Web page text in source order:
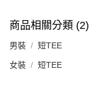
商品相關分類 (2)
男裝 短TEE
女裝 短TEE